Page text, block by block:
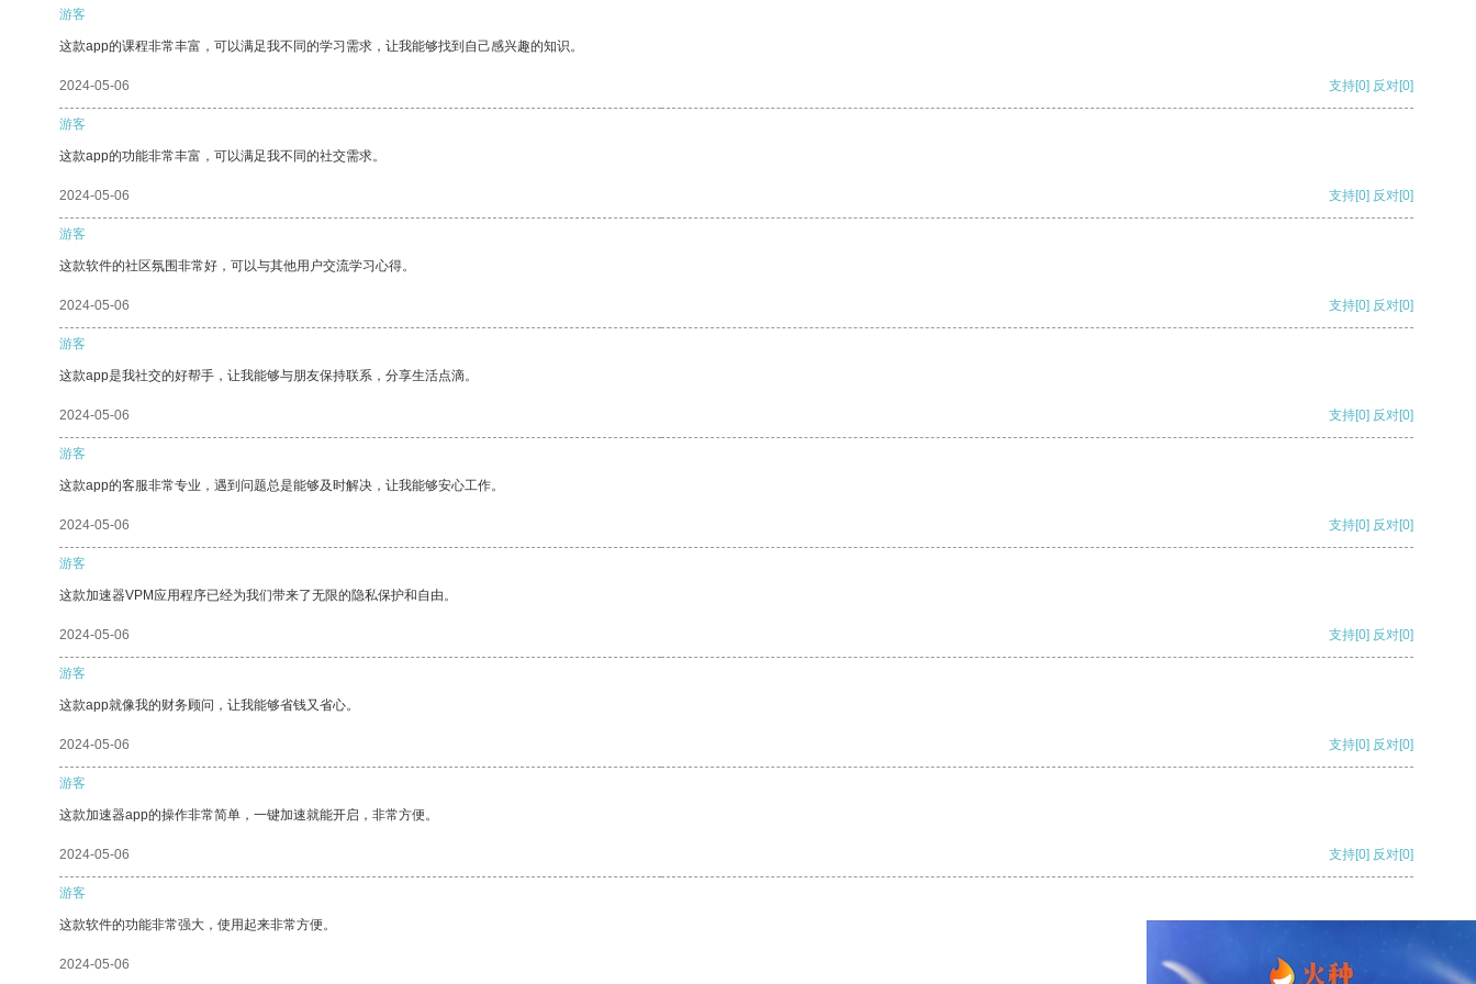
游客
这款app的课程非常丰富，可以满足我不同的学习需求，让我能够找到自己感兴趣的知识。
2024-05-06 支持[0] 反对[0]
游客
这款app的功能非常丰富，可以满足我不同的社交需求。
2024-05-06 支持[0] 反对[0]
游客
这款软件的社区氛围非常好，可以与其他用户交流学习心得。
2024-05-06 支持[0] 反对[0]
游客
这款app是我社交的好帮手，让我能够与朋友保持联系，分享生活点滴。
2024-05-06 支持[0] 反对[0]
游客
这款app的客服非常专业，遇到问题总是能够及时解决，让我能够安心工作。
2024-05-06 支持[0] 反对[0]
游客
这款加速器VPM应用程序已经为我们带来了无限的隐私保护和自由。
2024-05-06 支持[0] 反对[0]
游客
这款app就像我的财务顾问，让我能够省钱又省心。
2024-05-06 支持[0] 反对[0]
游客
这款加速器app的操作非常简单，一键加速就能开启，非常方便。
2024-05-06 支持[0] 反对[0]
游客
这款软件的功能非常强大，使用起来非常方便。
2024-05-06 支持